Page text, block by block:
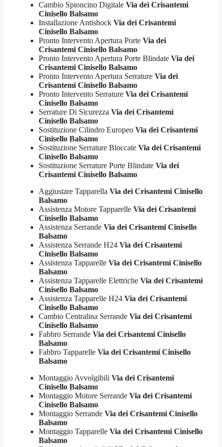
Cambio Spioncino Digitale Via dei Crisantemi
Cinisello Balsamo
Installazione Antishock Via dei Crisantemi
Cinisello Balsamo
Pronto Intervento Apertura Porte Via dei
Crisantemi Cinisello Balsamo
Pronto Intervento Apertura Porte Blindate Via dei
Crisantemi Cinisello Balsamo
Pronto Intervento Apertura Serrature Via dei
Crisantemi Cinisello Balsamo
Pronto Intervento Serrature Via dei Crisantemi
Cinisello Balsamo
Serrature Di Sicurezza Via dei Crisantemi
Cinisello Balsamo
Sostituzione Cilindro Europeo Via dei Crisantemi
Cinisello Balsamo
Sostituzione Serrature Bloccate Via dei Crisantemi
Cinisello Balsamo
Sostituzione Serrature Porte Blindate Via dei
Crisantemi Cinisello Balsamo
Aggiustare Tapparella Via dei Crisantemi Cinisello
Balsamo
Assistenza Motore Tapparelle Via dei Crisantemi
Cinisello Balsamo
Assistenza Serrande Via dei Crisantemi Cinisello
Balsamo
Assistenza Serrande H24 Via dei Crisantemi
Cinisello Balsamo
Assistenza Tapparelle Via dei Crisantemi Cinisello
Balsamo
Assistenza Tapparelle Elettriche Via dei Crisantemi
Cinisello Balsamo
Assistenza Tapparelle H24 Via dei Crisantemi
Cinisello Balsamo
Cambio Centralina Serrande Via dei Crisantemi
Cinisello Balsamo
Fabbro Serrande Via dei Crisantemi Cinisello
Balsamo
Fabbro Tapparelle Via dei Crisantemi Cinisello
Balsamo
Montaggio Avvolgibili Via dei Crisantemi
Cinisello Balsamo
Montaggio Motore Serrande Via dei Crisantemi
Cinisello Balsamo
Montaggio Serrande Via dei Crisantemi Cinisello
Balsamo
Montaggio Tapparelle Via dei Crisantemi Cinisello
Balsamo